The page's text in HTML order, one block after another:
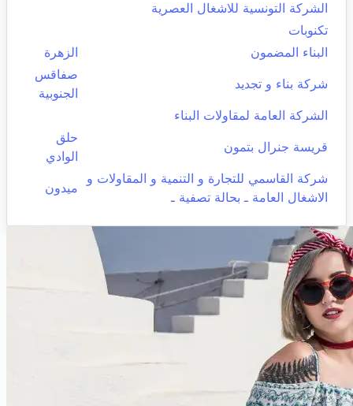
الشركة التونسية للاشغال العصرية
تكنوبات
البناء المضمون
الزهرة
شركة بناء و تجديد
صفاقس
الجنوبية
الشركة العامة لمقاولات البناء
قريسة جنرال بتمون
حلق
الوادي
شركة القاسمي للتجارة و التنمية و المقاولات و
الاشغال العامة ـ بحالة تصفية ـ
ميدون